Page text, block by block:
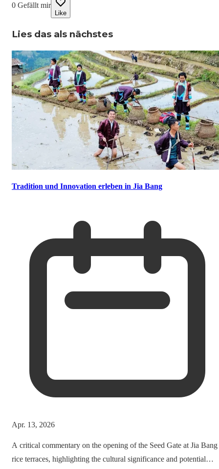
0 Gefällt mir
Like
Lies das als nächstes
Tradition und Innovation erleben in Jia Bang
Apr. 13, 2026
A critical commentary on the opening of the Seed Gate at Jia Bang
rice terraces, highlighting the cultural significance and potential